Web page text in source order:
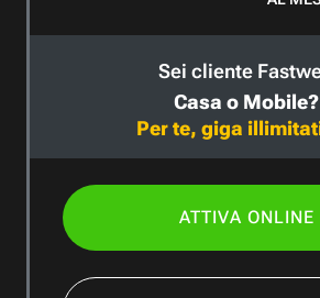
Sei cliente
Casa o Mobile?
Per te, giga
ATTIVA ONLINE